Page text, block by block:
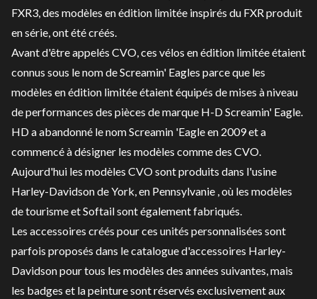
FXR3, des modèles en édition limitée inspirés du FXR produit
en série, ont été créés.
Avant d'être appelés CVO, ces vélos en édition limitée étaient
connus sous le nom de Screamin' Eagles parce que les
modèles en édition limitée étaient équipés de mises à niveau
de performances des pièces de marque H-D Screamin' Eagle.
HD a abandonné le nom Screamin 'Eagle en 2009 et a
commencé à désigner les modèles comme des CVO.
Aujourd'hui les modèles CVO sont produits dans l'usine
Harley-Davidson de York, en Pennsylvanie , où les modèles
de tourisme et Softail sont également fabriqués.
Les accessoires créés pour ces unités personnalisées sont
parfois proposés dans le catalogue d'accessoires Harley-
Davidson pour tous les modèles des années suivantes, mais
les badges et la peinture sont réservés exclusivement aux